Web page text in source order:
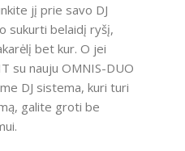
jį prie savo DJ
sukurti belaidį ryšį,
bet kur. O jei
su nauju OMNIS-DUO
DJ sistema, kuri turi
galite groti be